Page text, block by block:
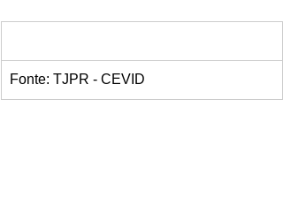
Fonte: TJPR - CEVID